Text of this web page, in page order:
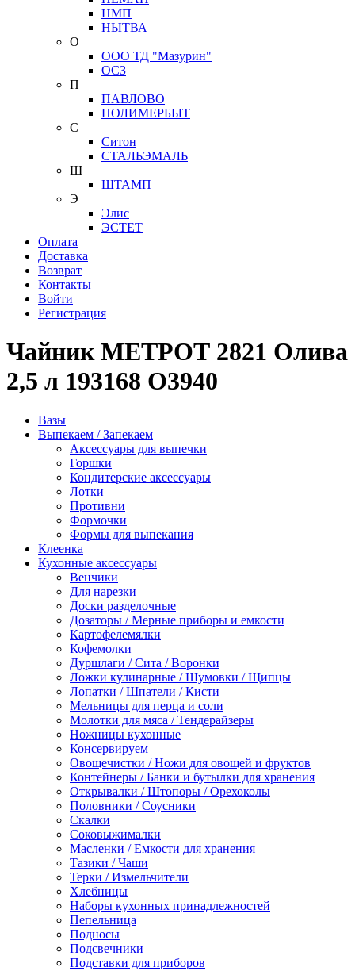
НМП
НЫТВА
О
ООО ТД "Мазурин"
ОСЗ
П
ПАВЛОВО
ПОЛИМЕРБЫТ
С
Ситон
СТАЛЬЭМАЛЬ
Ш
ШТАМП
Э
Элис
ЭСТЕТ
Оплата
Доставка
Возврат
Контакты
Войти
Регистрация
Чайник МЕТРОТ 2821 Олива
2,5 л 193168 О3940
Вазы
Выпекаем / Запекаем
Аксессуары для выпечки
Горшки
Кондитерские аксессуары
Лотки
Противни
Формочки
Формы для выпекания
Клеенка
Кухонные аксессуары
Венчики
Для нарезки
Доски разделочные
Дозаторы / Мерные приборы и емкости
Картофелемялки
Кофемолки
Дуршлаги / Сита / Воронки
Ложки кулинарные / Шумовки / Щипцы
Лопатки / Шпатели / Кисти
Мельницы для перца и соли
Молотки для мяса / Тендерайзеры
Ножницы кухонные
Консервируем
Овощечистки / Ножи для овощей и фруктов
Контейнеры / Банки и бутылки для хранения
Открывалки / Штопоры / Орехоколы
Половники / Соусники
Скалки
Соковыжималки
Масленки / Емкости для хранения
Тазики / Чаши
Терки / Измельчители
Хлебницы
Наборы кухонных принадлежностей
Пепельница
Подносы
Подсвечники
Подставки для приборов